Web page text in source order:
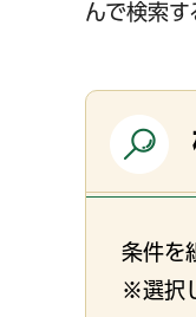
んで検索す
条件を
※選択